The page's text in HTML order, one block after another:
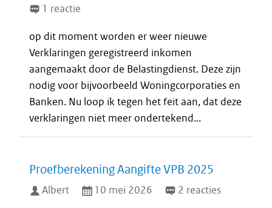
1 reactie
op dit moment worden er weer nieuwe
Verklaringen geregistreerd inkomen
aangemaakt door de Belastingdienst. Deze zijn
nodig voor bijvoorbeeld Woningcorporaties en
Banken. Nu loop ik tegen het feit aan, dat deze
verklaringen niet meer ondertekend...
Proefberekening Aangifte VPB 2025
Albert 10 mei 2026 2 reacties